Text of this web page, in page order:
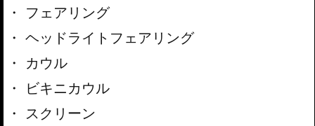
フェアリング
ヘッドライトフェアリング
カウル
ビキニカウル
スクリーン